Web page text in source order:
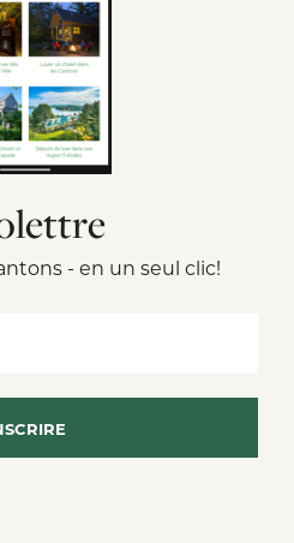
- en un seul clic!